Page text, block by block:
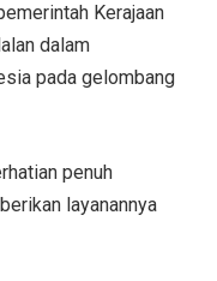
Kerajaan
dalam
pada gelombang
penuh
layanannya